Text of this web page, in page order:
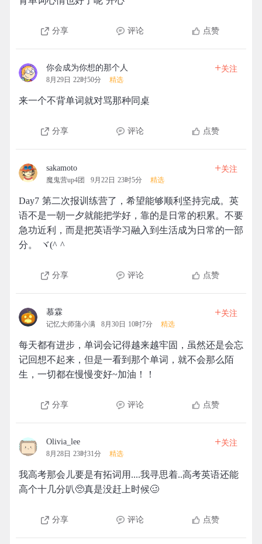
分享 评论 点赞
你会成为你想的那个人
8月29日 22时50分 精选
+关注
来一个不背单词就对骂那种同桌
分享 评论 点赞
sakamoto
魔鬼营up4团 9月22日 23时5分 精选
+关注
Day7 第二次报训练营了，希望能够顺利坚持完成。英
语不是一朝一夕就能把学好，靠的是日常的积累。不要
急功近利，而是把英语学习融入到生活成为日常的一部
分。 ヾ(^ ^ゞ
分享 评论 点赞
慕霖
记忆大师蒲小满 8月30日 10时7分 精选
+关注
每天都有进步，单词会记得越来越牢固，虽然还是会忘
记回想不起来，但是一看到那个单词，就不会那么陌
生，一切都在慢慢变好~加油！！
分享 评论 点赞
Olivia_lee
8月28日 23时31分 精选
+关注
我高考那会儿要是有拓词用....我寻思着..高考英语还能
高个十几分叭🥺真是没赶上时候🥴
分享 评论 点赞